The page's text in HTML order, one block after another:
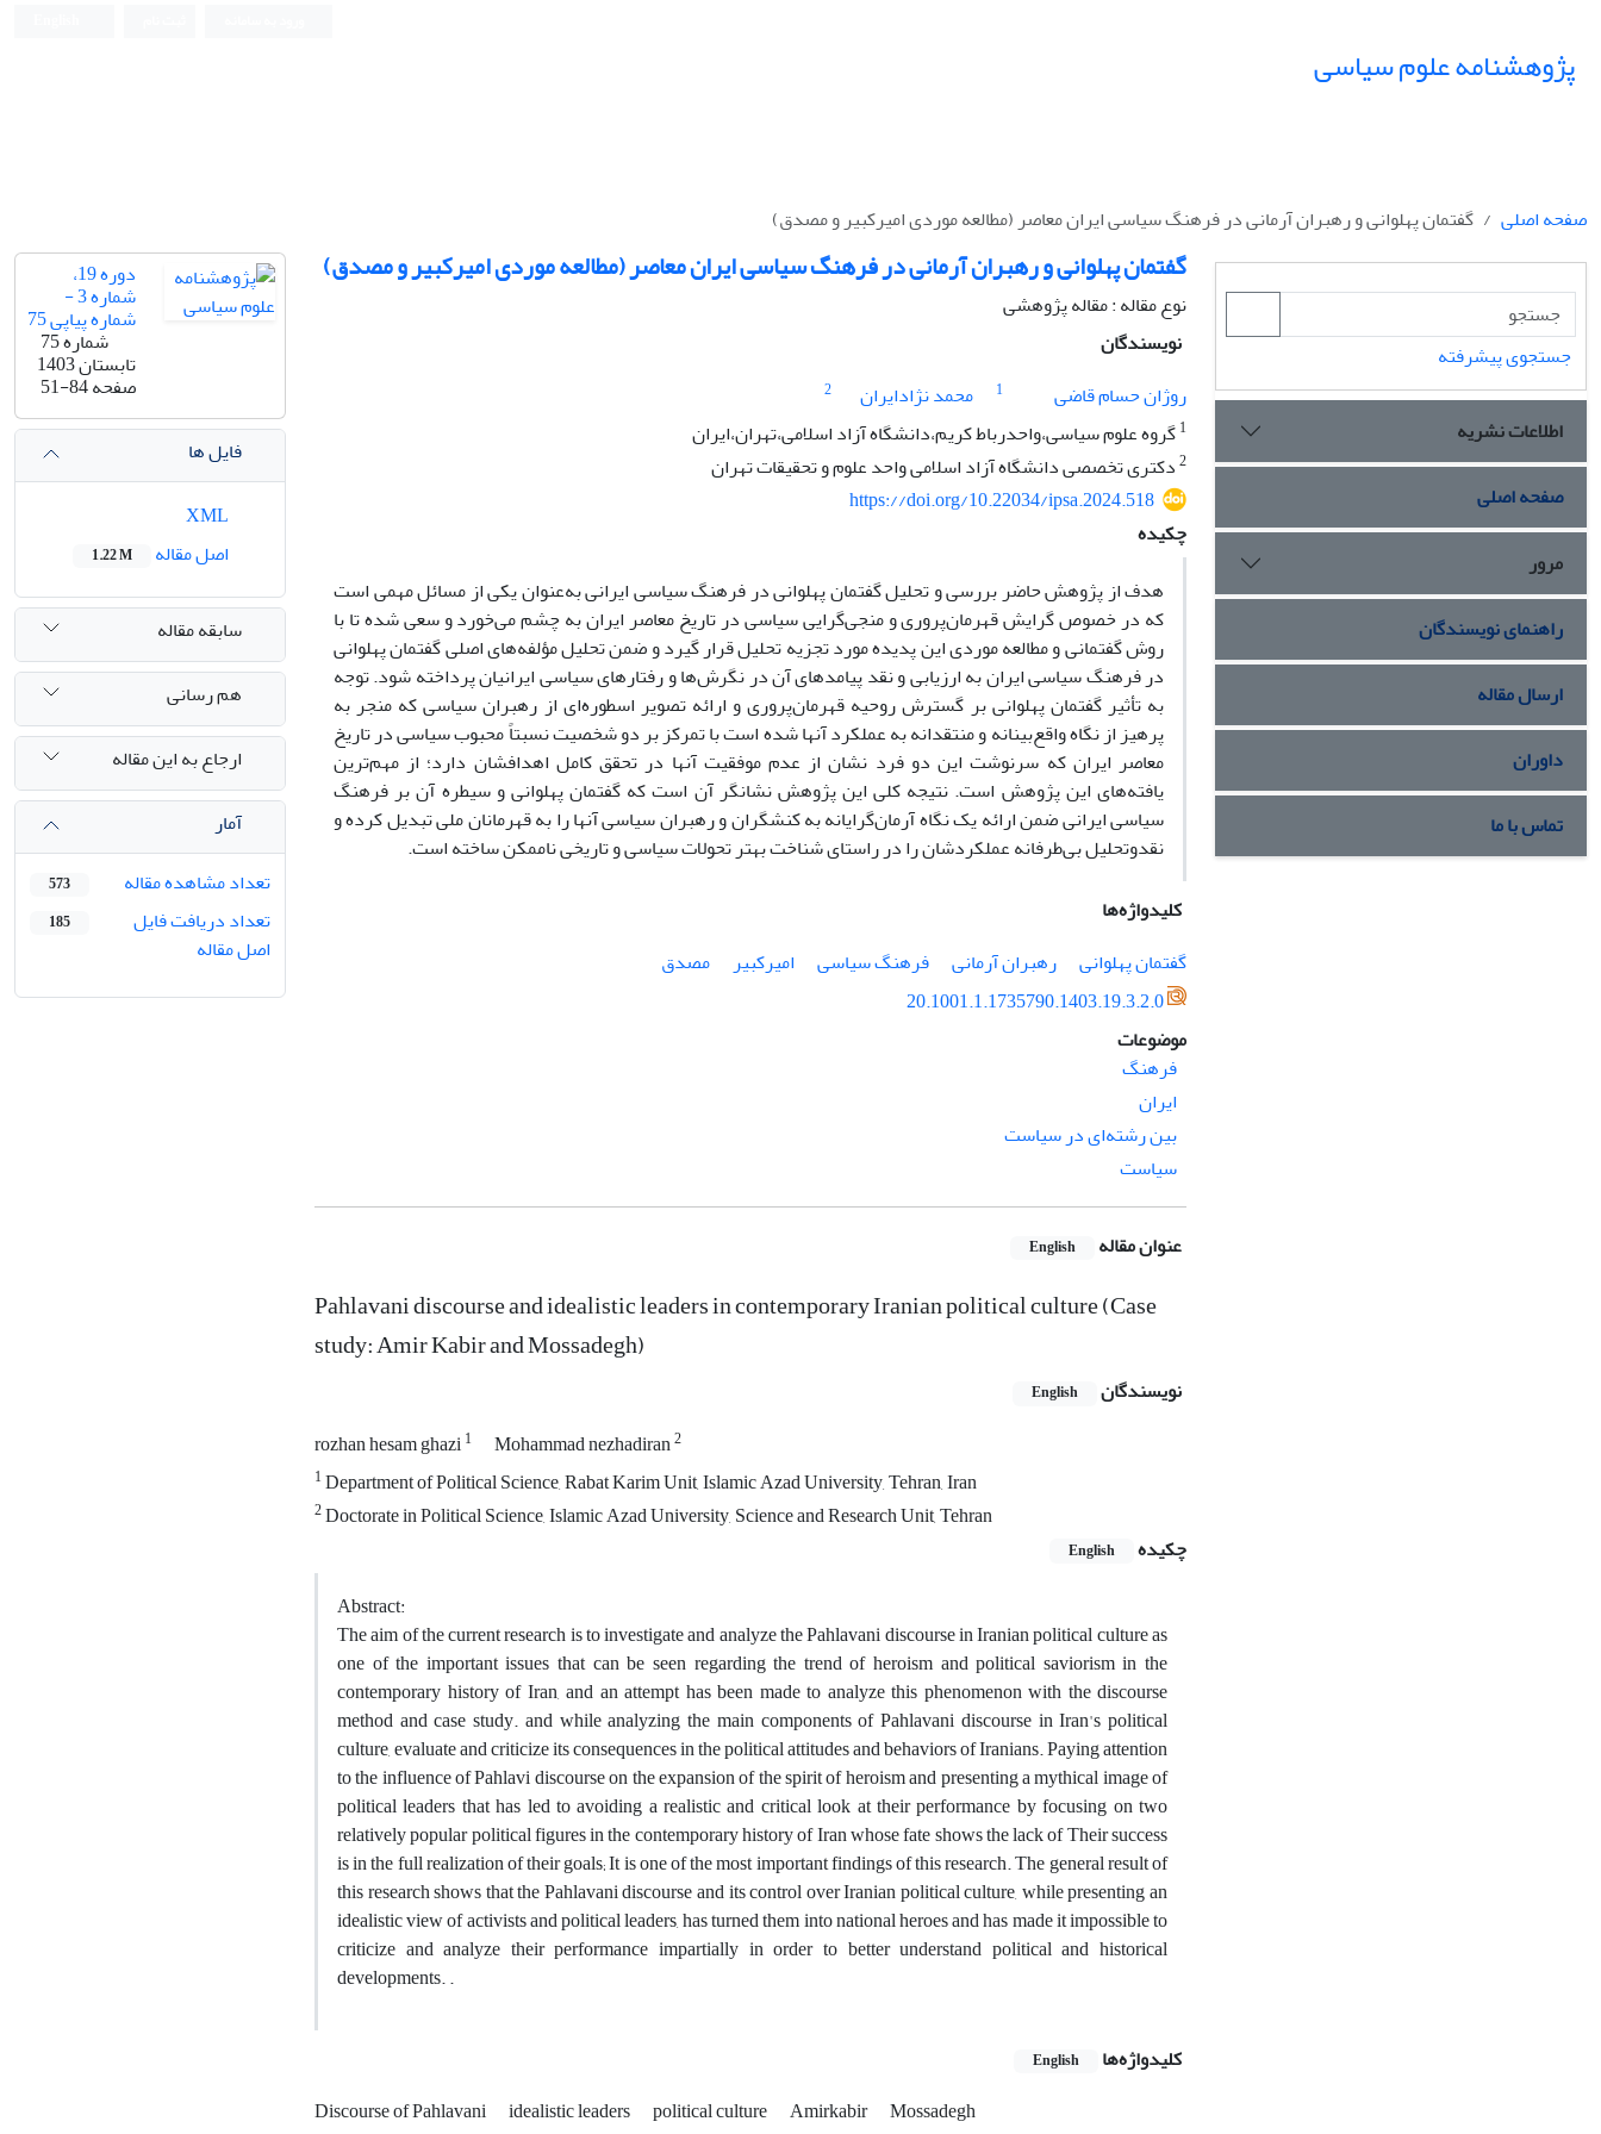
پژوهشنامه علوم سیاسی
صفحه اصلی گفتمان پهلوانی و رهبران آرمانی در فرهنگ سیاسی ایران معاصر (مطالعه موردی امیرکبیر و مصدق)
گفتمان پهلوانی و رهبران آرمانی در فرهنگ سیاسی ایران معاصر (مطالعه موردی امیرکبیر و مصدق)
نوع مقاله : مقاله پژوهشی
نویسندگان
روژان حسام قاضی
1 محمد نژادایران
2
1گروه علوم سیاسی،واحدرباط کریم،دانشگاه آزاد اسلامی،تهران،ایران
2دکتری تخصصی دانشگاه آزاد اسلامی واحد علوم و تحقیقات تهران
https://doi.org/10.22034/ipsa.2024.518
چکیده
هدف از پژوهش حاضر بررسی و تحلیل گفتمان پهلوانی در فرهنگ سیاسی ایرانی به‌عنوان یکی از مسائل مهمی است
که در خصوص گرایش قهرمان‌پروری و منجی‌گرایی سیاسی در تاریخ معاصر ایران به چشم می‌خورد و سعی شده تا با
روش گفتمانی و مطالعه موردی این پدیده مورد تجزیه تحلیل قرار گیرد و ضمن تحلیل مؤلفه‌های اصلی گفتمان پهلوانی
در فرهنگ سیاسی ایران به ارزیابی و نقد پیامدهای آن در نگرش‌ها و رفتارهای سیاسی ایرانیان پرداخته شود. توجه
به تأثیر گفتمان پهلوانی بر گسترش روحیه قهرمان‌پروری و ارائه تصویر اسطوره‌ای از رهبران سیاسی که منجر به
پرهیز از نگاه واقع‌بینانه و منتقدانه به عملکرد آنها شده است با تمرکز بر دو شخصیت نسبتاً محبوب سیاسی در تاریخ
معاصر ایران که سرنوشت این دو فرد نشان از عدم موفقیت آنها در تحقق کامل اهدافشان دارد؛ از مهم‌ترین
یافته‌های این پژوهش است. نتیجه کلی این پژوهش نشانگر آن است که گفتمان پهلوانی و سیطره آن بر فرهنگ
سیاسی ایرانی ضمن ارائه یک نگاه آرمان‌گرایانه به کنشگران و رهبران سیاسی آنها را به قهرمانان ملی تبدیل کرده و
نقدوتحلیل بی‌طرفانه عملکردشان را در راستای شناخت بهتر تحولات سیاسی و تاریخی ناممکن ساخته است.
کلیدواژه‌ها
گفتمان پهلوانی
رهبران آرمانی فرهنگ سیاسی امیرکبیر
مصدق
20.1001.1.1735790.1403.19.3.2.0
موضوعات
فرهنگ
ایران
بین رشته‌ای در سیاست
سیاست
عنوان مقاله English
Pahlavani discourse and idealistic leaders in contemporary Iranian political culture (Case
study: Amir Kabir and Mossadegh)
نویسندگان English
rozhan hesam ghazi1 Mohammad nezhadiran2
1Department of Political Science, Rabat Karim Unit, Islamic Azad University, Tehran, Iran
2Doctorate in Political Science, Islamic Azad University, Science and Research Unit, Tehran
چکیده
English
Abstract:
The aim of the current research is to investigate and analyze the Pahlavani discourse in Iranian political culture as
one of the important issues that can be seen regarding the trend of heroism and political saviorism in the
contemporary history of Iran, and an attempt has been made to analyze this phenomenon with the discourse
method and case study. and while analyzing the main components of Pahlavani discourse in Iran's political
culture, evaluate and criticize its consequences in the political attitudes and behaviors of Iranians. Paying attention
to the influence of Pahlavi discourse on the expansion of the spirit of heroism and presenting a mythical image of
political leaders that has led to avoiding a realistic and critical look at their performance by focusing on two
relatively popular political figures in the contemporary history of Iran whose fate shows the lack of Their success
is in the full realization of their goals; It is one of the most important findings of this research. The general result of
this research shows that the Pahlavani discourse and its control over Iranian political culture, while presenting an
idealistic view of activists and political leaders, has turned them into national heroes and has made it impossible to
criticize and analyze their performance impartially in order to better understand political and historical
developments. .
کلیدواژه‌ها English
Discourse of Pahlavani idealistic leaders political culture Amirkabir Mossadegh
دوره 19،
شماره 3 -
شماره پیاپی 75
شماره 75
تابستان 1403
صفحه51-84
فایل ها
اصل مقاله
1.22 M
سابقه مقاله
هم رسانی
ارجاع به این مقاله
آمار
تعداد مشاهده مقاله
573
تعداد دریافت فایل
اصل مقاله
185
جستجوی پیشرفته
اطلاعات نشریه
صفحه اصلی
مرور
راهنمای نویسندگان
ارسال مقاله
داوران
تماس با ما